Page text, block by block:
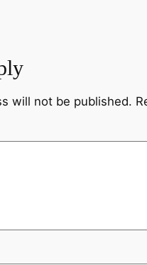
will not be published.